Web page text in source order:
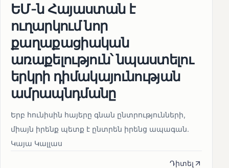
ԵՄ-ն Հայաստան է
ուղարկում նոր
քաղաքացիական
առաքելություն՝ նպաստելու
երկրի դիմակայունության
ամրապնդմանը
Երբ հունիսին հայերը գնան ընտրությունների,
միայն իրենք պետք է ընտրեն իրենց ապագան.
Կայա Կալլաս
Դիտել